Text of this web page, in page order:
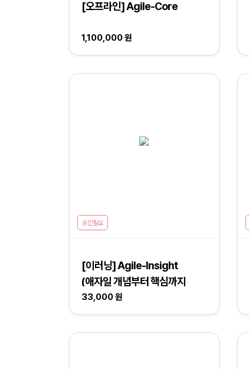
[오프라인] Agile-Core
1,100,000 원
승인필요
[이러닝] Agile-Insight
(애자일 개념부터 핵심까지
한방에 이해하기)
33,000 원